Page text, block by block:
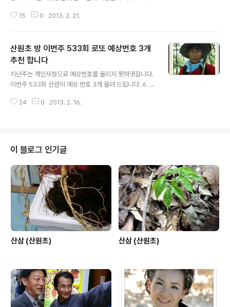
주 로또예상번호 입니다.. 산삼의 가장 기본인 고패삼의 1
번호 3번 9번 13번 이렇게 3개를 추천 합니다. 즐거운 주
말 되세요. 산원배상 이번주 당첨 번호 입니다. 당첨번호는
10,24,26,29,37,38 +32 이번주는 모두 꽝 입니다 하 하
하 다음주를 기대 하면서,,,
15 0 2013. 2. 21.
산원초 방 이번주 533회 로또 예상번호 3개
추천 합니다
지난주는 개인사정으로 예상번호를 올리지 못하엿읍니다.
이번주 533회 산원의 예상 번호 3개 올려 드립니다. 6. 1
고 입니다, ㅠㅠㅠㅠ 이번주는 꽝이네요. 9 14 15 17 31 3
24 0 2013. 2. 16.
이 블로그 인기글
산삼 (산원초) 산삼 (산원초)